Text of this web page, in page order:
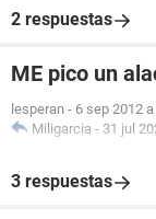
2 respuestas
ME pico un
lesperan - 6 sep 2012
Miligarcia - 31 jul
3 respuestas